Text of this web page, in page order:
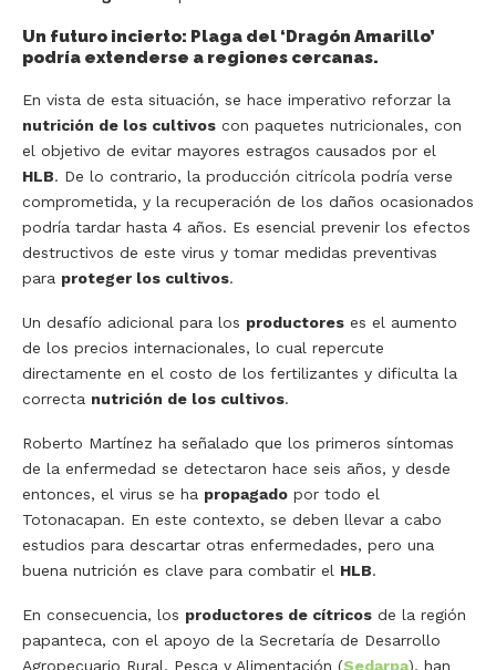
Un futuro incierto: Plaga del ‘Dragón Amarillo’
podría extenderse a regiones cercanas.
En vista de esta situación, se hace imperativo reforzar la
nutrición de los cultivos con paquetes nutricionales, con
el objetivo de evitar mayores estragos causados por el
HLB. De lo contrario, la producción citrícola podría verse
comprometida, y la recuperación de los daños ocasionados
podría tardar hasta 4 años. Es esencial prevenir los efectos
destructivos de este virus y tomar medidas preventivas
para proteger los cultivos.
Un desafío adicional para los productores es el aumento
de los precios internacionales, lo cual repercute
directamente en el costo de los fertilizantes y dificulta la
correcta nutrición de los cultivos.
Roberto Martínez ha señalado que los primeros síntomas
de la enfermedad se detectaron hace seis años, y desde
entonces, el virus se ha propagado por todo el
Totonacapan. En este contexto, se deben llevar a cabo
estudios para descartar otras enfermedades, pero una
buena nutrición es clave para combatir el HLB.
En consecuencia, los productores de cítricos de la región
papanteca, con el apoyo de la Secretaría de Desarrollo
Agropecuario Rural, Pesca y Alimentación (Sedarpa), han